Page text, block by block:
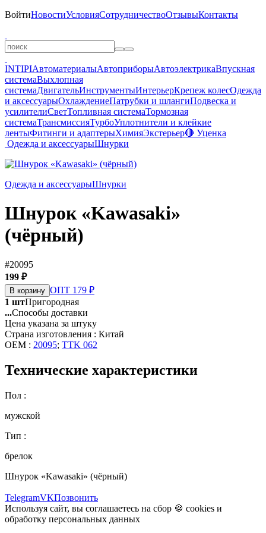
ВойтиНовостиУсловияСотрудничествоОтзывыКонтакты
INTIPIАвтоматериалыАвтоприборыАвтоэлектрикаВпускная
системаВыхлопная
системаДвигательИнструментыИнтерьерКрепеж колесОдежда
и аксессуарыОхлаждениеПатрубки и шлангиПодвеска и
усилителиСветТопливная системаТормозная
системаТрансмиссияТурбоУплотнители и клейкие
лентыФитинги и адаптерыХимияЭкстерьер🔴 Уценка
Одежда и аксессуарыШнурки
Одежда и аксессуарыШнурки
Шнурок «Kawasaki»
(чёрный)
#20095
199 ₽
В корзину ОПТ 179 ₽
1 штПригородная
...Способы доставки
Цена указана за штуку
Страна изготовления : Китай
OEM : 20095; TTK 062
Технические характеристики
Пол :
мужской
Тип :
брелок
Шнурок «Kawasaki» (чёрный)
TelegramVKПозвонить
Используя сайт, вы соглашаетесь на сбор 🍪 cookies и
обработку персональных данных